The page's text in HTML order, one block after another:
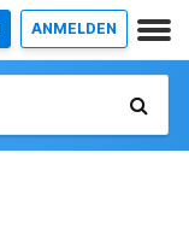
ANMELDEN